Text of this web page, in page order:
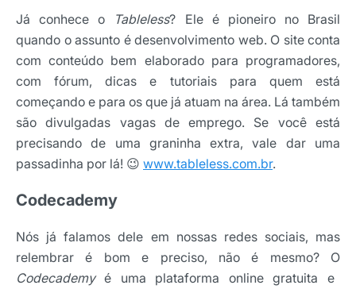
Já conhece o Tableless? Ele é pioneiro no Brasil
quando o assunto é desenvolvimento web. O site conta
com conteúdo bem elaborado para programadores,
com fórum, dicas e tutoriais para quem está
começando e para os que já atuam na área. Lá também
são divulgadas vagas de emprego. Se você está
precisando de uma graninha extra, vale dar uma
passadinha por lá! 😉 www.tableless.com.br.
Codecademy
Nós já falamos dele em nossas redes sociais, mas
relembrar é bom e preciso, não é mesmo? O
Codecademyé uma plataforma online gratuita e